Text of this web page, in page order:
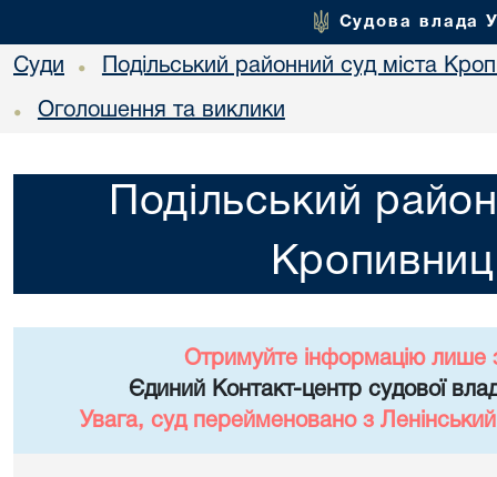
Судова влада
Суди • Подільський районний суд міста
• Оголошення та виклики
Подільський
Отримуйте інформацію лише
Єдиний Контакт-центр судової
Увага, суд перейменовано з